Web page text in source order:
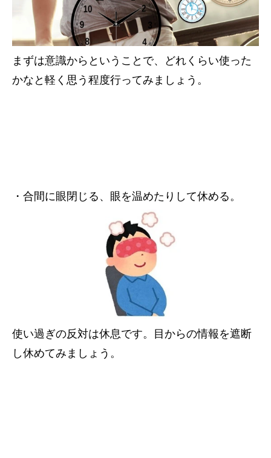
まずは意識からということで、どれくらい使った
かなと軽く思う程度行ってみましょう。
・合間に眼閉じる、眼を温めたりして休める。
使い過ぎの反対は休息です。目からの情報を遮断
し休めてみましょう。